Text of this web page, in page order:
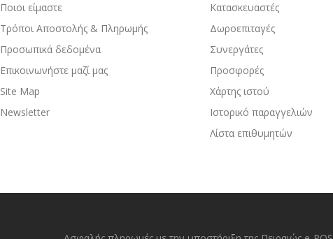
Ποιοι είμαστε
Τρόποι Αποστολής & Πληρωμής
Προσωπικά δεδομένα
Επικοινωνήστε μαζί μας
Site Map
Newsletter
Κατασκευαστές
Δωροεπιταγές
Συνεργάτες
Προσφορές
Χάρτης ιστού
Ιστορικό παραγγελιών
Λίστα επιθυμητών